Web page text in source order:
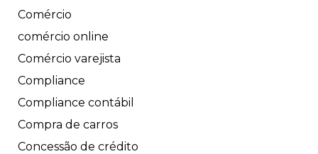
Comércio
comércio online
Comércio varejista
Compliance
Compliance contábil
Compra de carros
Concessão de crédito